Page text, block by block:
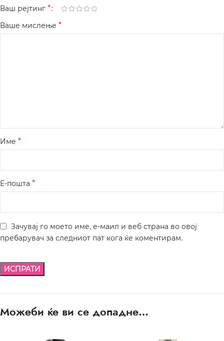
Ваш рејтинг *
Ваше мислење *
Име *
Е-пошта *
Зачувај го моето име, е-маил и веб страна во овој
пребарувач за следниот пат кога ќе коментирам.
Можеби ќе ви се допадне…